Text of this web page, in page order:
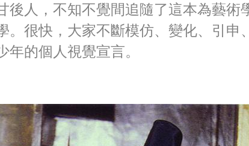
後人，不知不覺間追隨了這本為藝術
。很快，大家不斷模仿、變化、引申
的個人視覺宣言。